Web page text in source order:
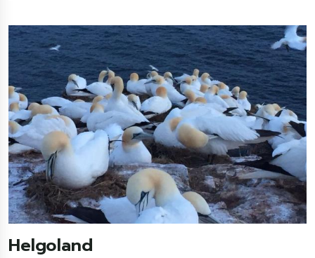
Helgoland